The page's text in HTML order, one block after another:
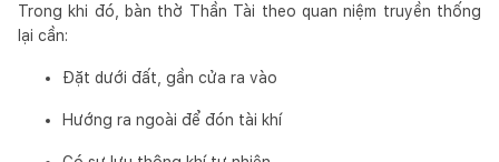
Trong khi đó, bàn thờ Thần Tài theo quan niệm truyền thống
lại cần:
Đặt dưới đất, gần cửa ra vào
Hướng ra ngoài để đón tài khí